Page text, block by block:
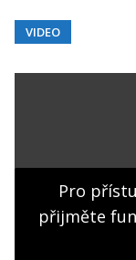
Přihlášení
Hledaná fráze
VIDEO
Pro
přijměte